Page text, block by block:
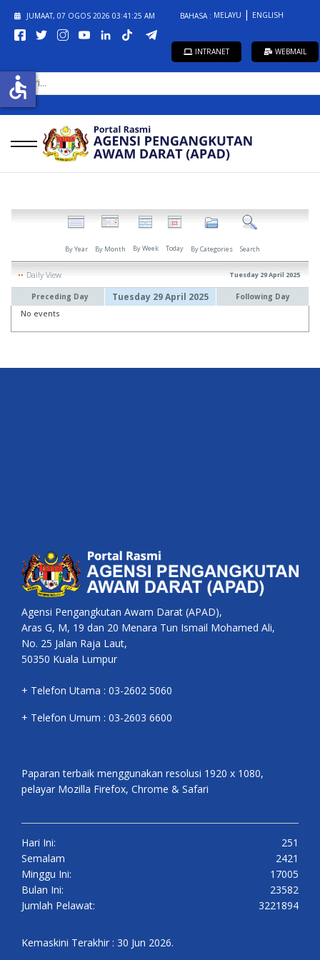
JUMAAT, 07 OGOS 2026 03:41:25 AM BAHASA : MELAYU ENGLISH
INTRANET WEBMAIL
CARI...
By Year By Month By Week Today By Categories Search
Daily View Tuesday 29 April 2025
Preceding Day Tuesday 29 April 2025 Following Day
No events
Agensi Pengangkutan Awam Darat (APAD),
Aras G, M, 19 dan 20 Menara Tun Ismail Mohamed Ali,
No. 25 Jalan Raja Laut,
50350 Kuala Lumpur
+ Telefon Utama : 03-2602 5060
+ Telefon Umum : 03-2603 6600
Paparan terbaik menggunakan resolusi 1920 x 1080,
pelayar Mozilla Firefox, Chrome & Safari
Hari Ini:
251
Semalam
2421
Minggu Ini:
17005
Bulan Ini:
23582
Jumlah Pelawat:
3221894
Kemaskini Terakhir : 30 Jun 2026.
accessible